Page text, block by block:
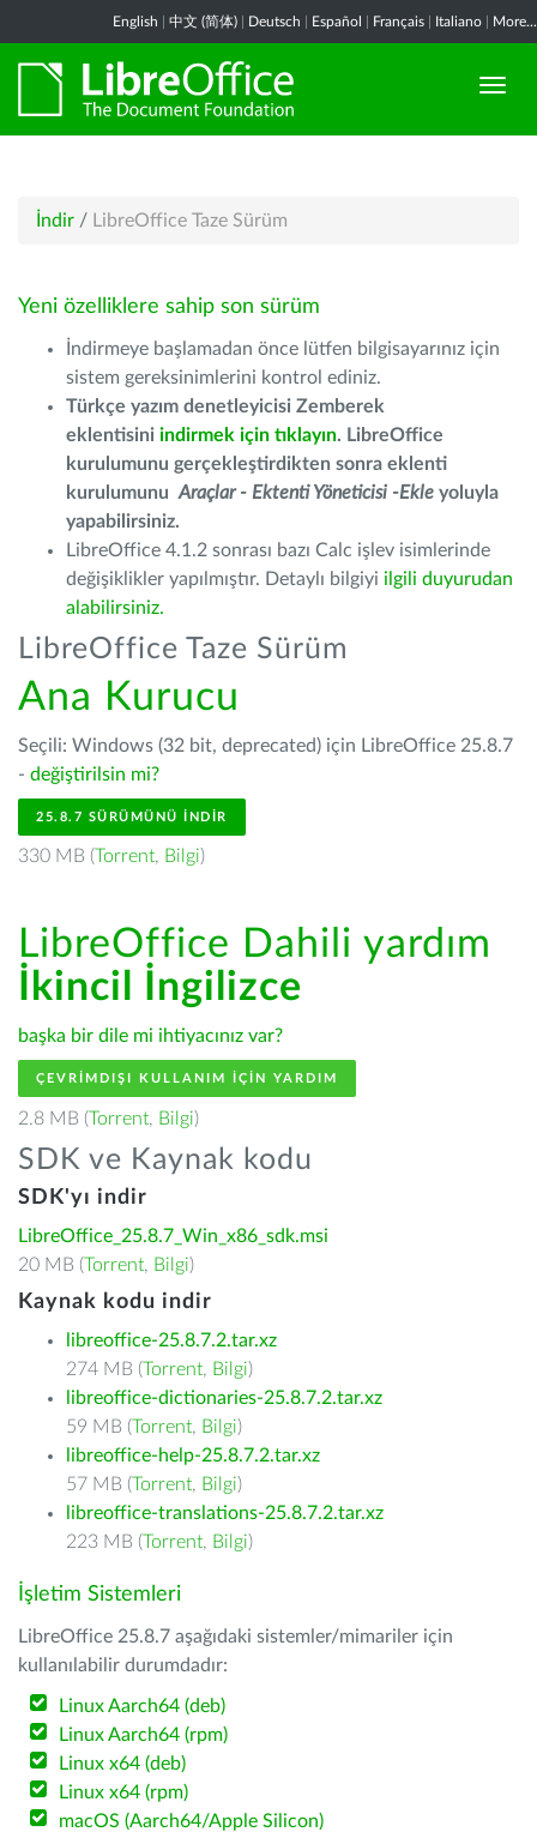
English 中文 (简体) Deutsch Español Français Italiano More...
İndir / LibreOffice Taze Sürüm
Yeni özelliklere sahip son sürüm
İndirmeye başlamadan önce lütfen bilgisayarınız için
sistem gereksinimlerini kontrol ediniz.
Türkçe yazım denetleyicisi Zemberek
eklentisini indirmek için tıklayın. LibreOffice
kurulumunu gerçekleştirdikten sonra eklenti
kurulumunu Araçlar - Ektenti Yöneticisi -Ekle yoluyla
yapabilirsiniz.
LibreOffice 4.1.2 sonrası bazı Calc işlev isimlerinde
değişiklikler yapılmıştır. Detaylı bilgiyi ilgili duyurudan
alabilirsiniz.
LibreOffice Taze Sürüm
Ana Kurucu
Seçili: Windows (32 bit, deprecated) için LibreOffice 25.8.7
- değiştirilsin mi?
25.8.7 SÜRÜMÜNÜ İNDIR
330 MB (Torrent, Bilgi)
LibreOffice Dahili yardım
İkincil İngilizce
başka bir dile mi ihtiyacınız var?
ÇEVRIMDIŞI KULLANIM IÇIN YARDIM
2.8 MB (Torrent, Bilgi)
SDK ve Kaynak kodu
SDK'yı indir
LibreOffice_25.8.7_Win_x86_sdk.msi
20 MB (Torrent, Bilgi)
Kaynak kodu indir
libreoffice-25.8.7.2.tar.xz
274 MB (Torrent, Bilgi)
libreoffice-dictionaries-25.8.7.2.tar.xz
59 MB (Torrent, Bilgi)
libreoffice-help-25.8.7.2.tar.xz
57 MB (Torrent, Bilgi)
libreoffice-translations-25.8.7.2.tar.xz
223 MB (Torrent, Bilgi)
İşletim Sistemleri
LibreOffice 25.8.7 aşağıdaki sistemler/mimariler için
kullanılabilir durumdadır:
Linux Aarch64 (deb)
Linux Aarch64 (rpm)
Linux x64 (deb)
Linux x64 (rpm)
macOS (Aarch64/Apple Silicon)